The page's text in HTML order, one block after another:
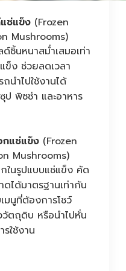
ช่แข็ง (Frozen
Mushrooms)
ชิ้นหนาสม่ำเสมอเท่า
ข็ง ช่วยลดเวลา
นำไปใช้งานได้
ป พิซซ่า และอาหาร
แช่แข็ง (Frozen
Mushrooms)
นรูปแบบแช่แข็ง คัด
ได้มาตรฐานเท่ากัน
มนูที่ต้องการโชว์
ตถุดิบ หรือนำไปหั่น
ใช้งาน